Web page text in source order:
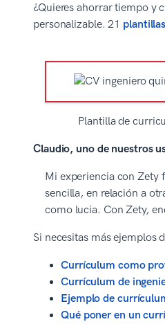
¿Quieres ahorrar tiempo y
personalizable. 21
Plantilla de
Claudio, uno de nuestros
Mi experiencia con Zety
sencilla, en relación a
como lucia. Con Zety,
Si necesitas más ejemplos
Currículum como
Currículum de
Ejemplo de
Qué poner en un